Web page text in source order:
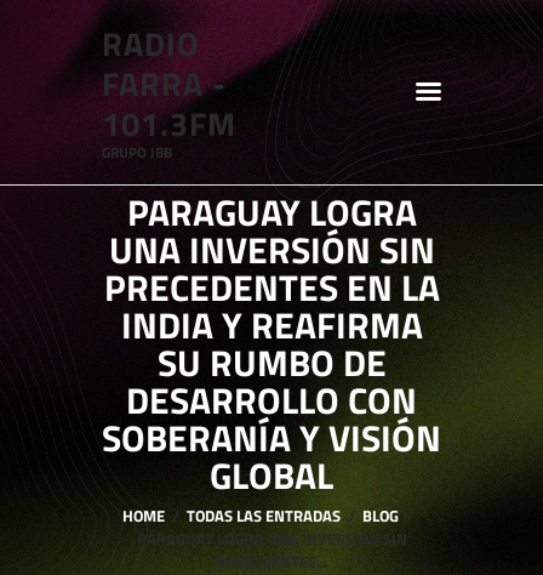
RADIO
FARRA -
101.3FM
GRUPO JBB
PARAGUAY LOGRA
UNA INVERSIÓN SIN
PRECEDENTES EN LA
INDIA Y REAFIRMA
SU RUMBO DE
DESARROLLO CON
SOBERANÍA Y VISIÓN
GLOBAL
HOME TODAS LAS ENTRADAS
BLOG
PARAGUAY LOGRA UNA INVERSIÓN SIN
PRECEDENTES...
RADIO FARRA - 101.3FM
GRUPO JBB
HOME
SHOWS
BLOG
FEATURES
ABOUT